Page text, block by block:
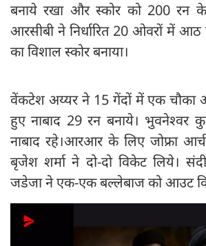
बनाये रखा और स्कोर को 200 रन के
आरसीबी ने निर्धारित 20 ओवरों में आठ
का विशाल स्कोर बनाया।
वेंकटेश अय्यर ने 15 गेंदों में एक चौका
हुए नाबाद 29 रन बनाये। भुवनेश्वर
नाबाद रहे।आरआर के लिए जोफ्रा
बृजेश शर्मा ने दो-दो विकेट लिये।
जडेजा ने एक-एक बल्लेबाज को आउट